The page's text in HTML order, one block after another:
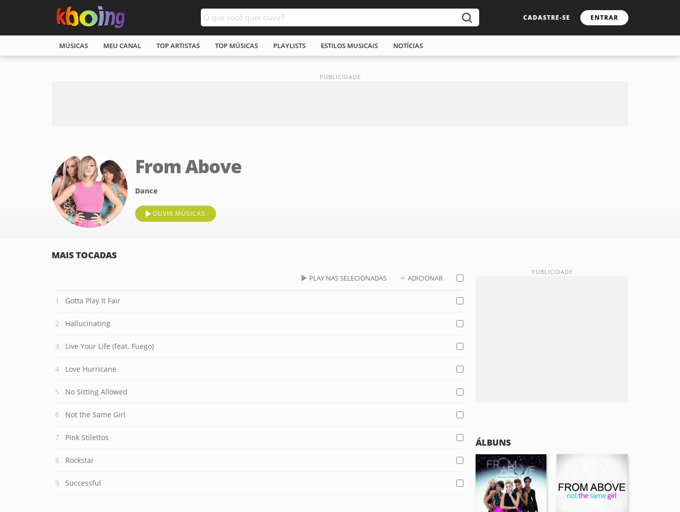
CADASTRE-SE ENTRAR
MÚSICAS MEU CANAL TOP ARTISTAS TOP MÚSICAS PLAYLISTS ESTILOS MUSICAIS NOTÍCIAS
From Above
Dance
OUVIR MÚSICAS
MAIS TOCADAS
PLAY NAS SELECIONADAS ADICIONAR
Gotta Play It Fair
Hallucinating
Live Your Life (feat. Fuego)
Love Hurricane
No Sitting Allowed
Not the Same Girl
Pink Stilettos
Rockstar
Successful
ÁLBUNS